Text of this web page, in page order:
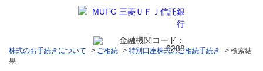
株式のお手続きについて > ご相続 > 特別口座株式のご相続手続き > 検索結
果